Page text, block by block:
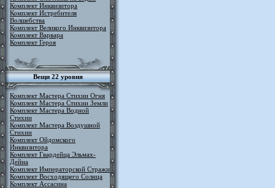
Комплект Инквизитора
Комплект Истребителя
Волшебства
Комплект Великого Инквизитора
Комплект Варвара
Комплект Героя
Вещи 22 уровня
Комплект Мастера Стихии Огня
Комплект Мастера Стихии Земли
Комплект Мастера Водной
Стихии
Комплект Мастера Воздушной
Стихии
Комплект Ойдомского
Инквизитора
Комплект Гвардейца Эльмах-
Дейна
Комплект Императорской Стражи
Комплект Восходящего Солнца
Комплект Ассасина